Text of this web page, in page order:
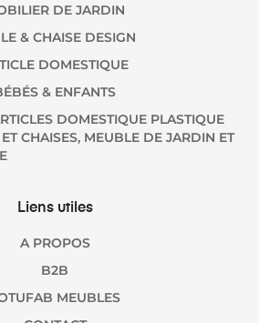
DE JARDIN
& CHAISE DESIGN
DOMESTIQUE
& ENFANTS
DOMESTIQUE PLASTIQUE
CHAISES, MEUBLE DE JARDIN ET
Liens utiles
A PROPOS
B2B
MEUBLES